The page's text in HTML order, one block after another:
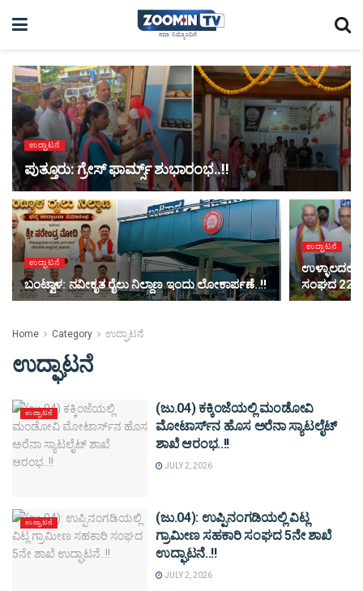
ಉದ್ಘಾಟನೆ
ಪುತ್ತೂರು: ಗ್ರೇಸ್ ಫಾರ್ಮ್ಸ್ ಶುಭಾರಂಭ..!!
ಉದ್ಘಾಟನೆ
ಬಂಟ್ವಾಳ: ನವೀಕೃತ ರೈಲು ನಿಲ್ದಾಣ ಇಂದು ಲೋಕಾರ್ಪಣೆ..!!
ಉದ್ಘಾಟನೆ
ಉಳ್ಳಾಲದಲ್ಲಿ
ಸಂಘದ
Home Category ಉದ್ಘಾಟನೆ
ಉದ್ಘಾಟನೆ
ಉದ್ಘಾಟನೆ
(ಜು.04) ಕಕ್ಕಿಂಜೆಯಲ್ಲಿ ಮಂಡೋವಿ
ಮೋಟಾರ್ಸ್‌ನ ಹೊಸ ಅರೆನಾ ಸ್ಯಾಟಲೈಟ್
ಶಾಖೆ ಆರಂಭ..!!
JULY 2, 2026
ಉದ್ಘಾಟನೆ
(ಜು.04): ಉಪ್ಪಿನಂಗಡಿಯಲ್ಲಿ ವಿಟ್ಲ
ಗ್ರಾಮೀಣ ಸಹಕಾರಿ ಸಂಘದ 5ನೇ ಶಾಖೆ
ಉದ್ಘಾಟನೆ..!!
JULY 2, 2026